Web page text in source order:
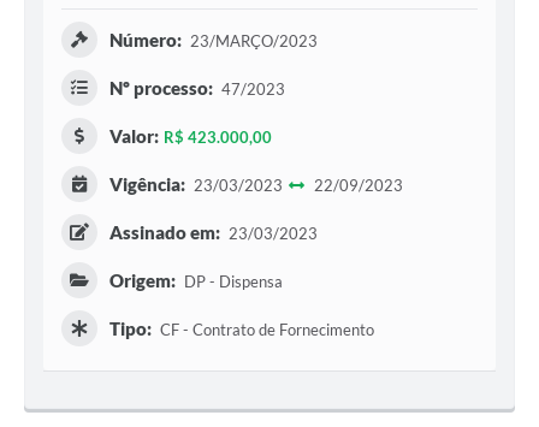
Número: 23/MARÇO/2023
Nº processo: 47/2023
Valor: R$ 423.000,00
Vigência: 23/03/2023 22/09/2023
Assinado em: 23/03/2023
Origem: DP - Dispensa
Tipo: CF - Contrato de Fornecimento